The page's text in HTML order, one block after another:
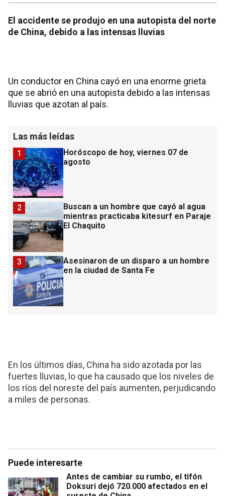
El accidente se produjo en una autopista del norte
de China, debido a las intensas lluvias
Un conductor en China cayó en una enorme grieta
que se abrió en una autopista debido a las intensas
lluvias que azotan al país.
Las más leídas
Horóscopo de hoy, viernes 07 de
agosto
1
Buscan a un hombre que cayó al agua
mientras practicaba kitesurf en Paraje
El Chaquito
2
Asesinaron de un disparo a un hombre
en la ciudad de Santa Fe
3
En los últimos días, China ha sido azotada por las
fuertes lluvias, lo que ha causado que los niveles de
los ríos del noreste del país aumenten, perjudicando
a miles de personas.
Puede interesarte
Antes de cambiar su rumbo, el tifón
Doksuri dejó 720.000 afectados en el